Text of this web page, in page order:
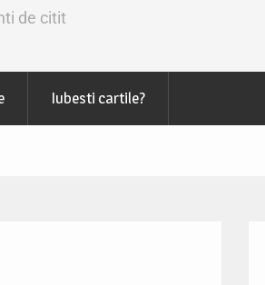
de citit
Iubesti cartile?